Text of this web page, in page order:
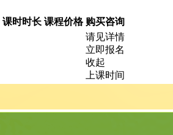
课时时长 课程价格 购买咨询
请见详情
立即报名
收起
上课时间